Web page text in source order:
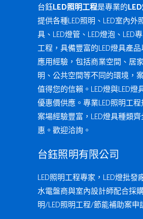
台鈺LED照明工程是專業的
提供各種LED照明、LED室內外
具、LED燈管、LED燈泡、LED
工程，具備豐富的LED燈具產品
應用經驗，包括商業空間、居
明、公共空間等不同的環境，
值得您的信賴。LED燈與LED燈
優惠價供應。專業LED照明工程
案場經驗豐富，LED燈具種類
惠。歡迎洽詢。
台鈺照明有限公司
LED照明工程專家，LED燈批發
水電盤商與室內設計師配合採
明/LED照明工程/節能補助案申